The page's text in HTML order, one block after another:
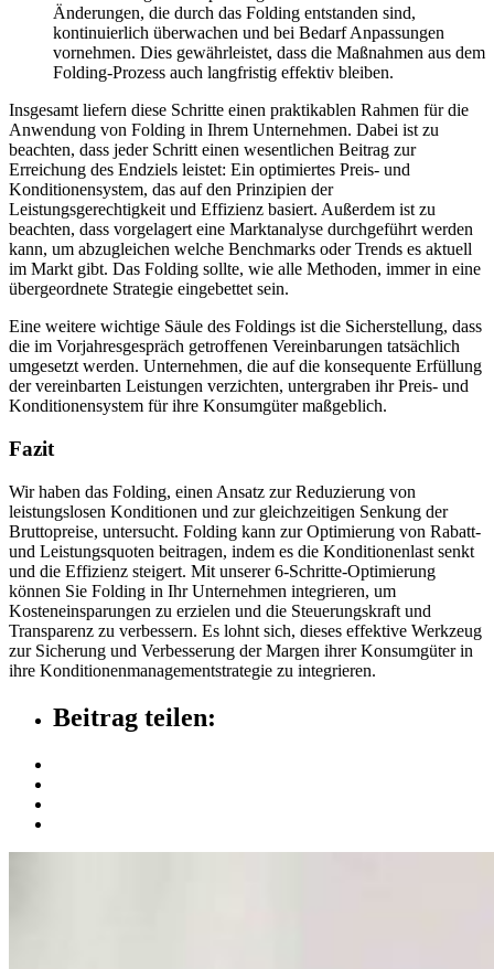
Änderungen, die durch das Folding entstanden sind,
kontinuierlich überwachen und bei Bedarf Anpassungen
vornehmen. Dies gewährleistet, dass die Maßnahmen aus dem
Folding-Prozess auch langfristig effektiv bleiben.
Insgesamt liefern diese Schritte einen praktikablen Rahmen für die
Anwendung von Folding in Ihrem Unternehmen. Dabei ist zu
beachten, dass jeder Schritt einen wesentlichen Beitrag zur
Erreichung des Endziels leistet: Ein optimiertes Preis- und
Konditionensystem, das auf den Prinzipien der
Leistungsgerechtigkeit und Effizienz basiert. Außerdem ist zu
beachten, dass vorgelagert eine Marktanalyse durchgeführt werden
kann, um abzugleichen welche Benchmarks oder Trends es aktuell
im Markt gibt. Das Folding sollte, wie alle Methoden, immer in eine
übergeordnete Strategie eingebettet sein.
Eine weitere wichtige Säule des Foldings ist die Sicherstellung, dass
die im Vorjahresgespräch getroffenen Vereinbarungen tatsächlich
umgesetzt werden. Unternehmen, die auf die konsequente Erfüllung
der vereinbarten Leistungen verzichten, untergraben ihr Preis- und
Konditionensystem für ihre Konsumgüter maßgeblich.
Fazit
Wir haben das Folding, einen Ansatz zur Reduzierung von
leistungslosen Konditionen und zur gleichzeitigen Senkung der
Bruttopreise, untersucht. Folding kann zur Optimierung von Rabatt-
und Leistungsquoten beitragen, indem es die Konditionenlast senkt
und die Effizienz steigert. Mit unserer 6-Schritte-Optimierung
können Sie Folding in Ihr Unternehmen integrieren, um
Kosteneinsparungen zu erzielen und die Steuerungskraft und
Transparenz zu verbessern. Es lohnt sich, dieses effektive Werkzeug
zur Sicherung und Verbesserung der Margen ihrer Konsumgüter in
ihre Konditionenmanagementstrategie zu integrieren.
Beitrag teilen: